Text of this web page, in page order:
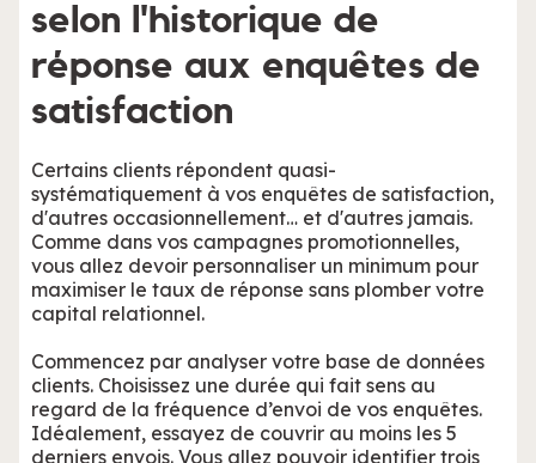
selon l'historique de
réponse aux enquêtes de
satisfaction
Certains clients répondent quasi-
systématiquement à vos enquêtes de satisfaction,
d'autres occasionnellement… et d'autres jamais.
Comme dans vos campagnes promotionnelles,
vous allez devoir personnaliser un minimum pour
maximiser le taux de réponse sans plomber votre
capital relationnel.
Commencez par analyser votre base de données
clients. Choisissez une durée qui fait sens au
regard de la fréquence d’envoi de vos enquêtes.
Idéalement, essayez de couvrir au moins les 5
derniers envois. Vous allez pouvoir identifier trois